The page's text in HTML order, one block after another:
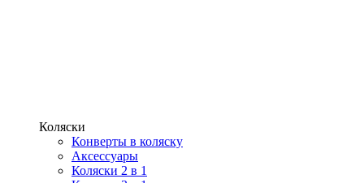
Коляски
Конверты в коляску
Аксессуары
Коляски 2 в 1